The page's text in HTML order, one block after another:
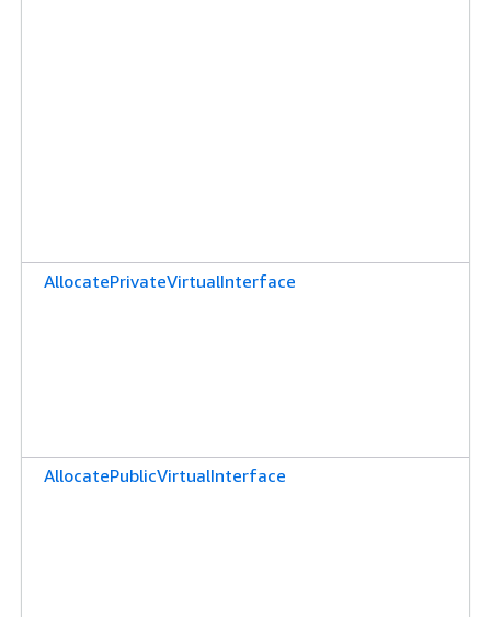
AllocatePrivateVirtualInterface
AllocatePublicVirtualInterface